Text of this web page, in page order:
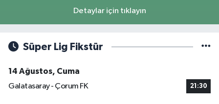
Detaylar için tıklayın
Süper Lig Fikstür
14 Ağustos, Cuma
Galatasaray - Çorum FK
21:30